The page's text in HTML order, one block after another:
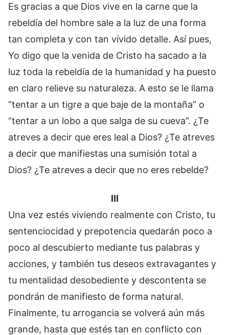
Es gracias a que Dios vive en la carne que la
rebeldía del hombre sale a la luz de una forma
tan completa y con tan vívido detalle. Así pues,
Yo digo que la venida de Cristo ha sacado a la
luz toda la rebeldía de la humanidad y ha puesto
en claro relieve su naturaleza. A esto se le llama
“tentar a un tigre a que baje de la montaña” o
“tentar a un lobo a que salga de su cueva”. ¿Te
atreves a decir que eres leal a Dios? ¿Te atreves
a decir que manifiestas una sumisión total a
Dios? ¿Te atreves a decir que no eres rebelde?
III
Una vez estés viviendo realmente con Cristo, tu
sentenciocidad y prepotencia quedarán poco a
poco al descubierto mediante tus palabras y
acciones, y también tus deseos extravagantes y
tu mentalidad desobediente y descontenta se
pondrán de manifiesto de forma natural.
Finalmente, tu arrogancia se volverá aún más
grande, hasta que estés tan en conflicto con